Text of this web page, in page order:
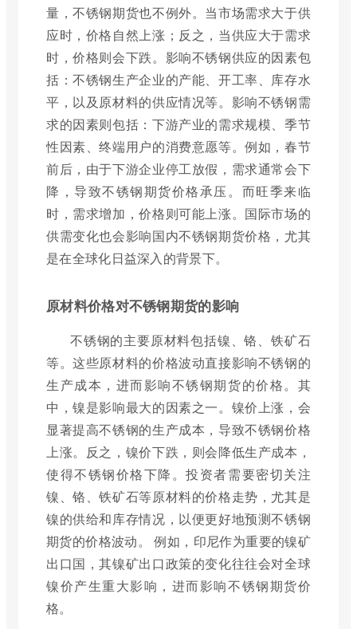
量，不锈钢期货也不例外。当市场需求大于供
应时，价格自然上涨；反之，当供应大于需求
时，价格则会下跌。影响不锈钢供应的因素包
括：不锈钢生产企业的产能、开工率、库存水
平，以及原材料的供应情况等。影响不锈钢需
求的因素则包括：下游产业的需求规模、季节
性因素、终端用户的消费意愿等。例如，春节
前后，由于下游企业停工放假，需求通常会下
降，导致不锈钢期货价格承压。而旺季来临
时，需求增加，价格则可能上涨。国际市场的
供需变化也会影响国内不锈钢期货价格，尤其
是在全球化日益深入的背景下。
原材料价格对不锈钢期货的影响
不锈钢的主要原材料包括镍、铬、铁矿石
等。这些原材料的价格波动直接影响不锈钢的
生产成本，进而影响不锈钢期货的价格。其
中，镍是影响最大的因素之一。镍价上涨，会
显著提高不锈钢的生产成本，导致不锈钢价格
上涨。反之，镍价下跌，则会降低生产成本，
使得不锈钢价格下降。投资者需要密切关注
镍、铬、铁矿石等原材料的价格走势，尤其是
镍的供给和库存情况，以便更好地预测不锈钢
期货的价格波动。 例如，印尼作为重要的镍矿
出口国，其镍矿出口政策的变化往往会对全球
镍价产生重大影响，进而影响不锈钢期货价
格。